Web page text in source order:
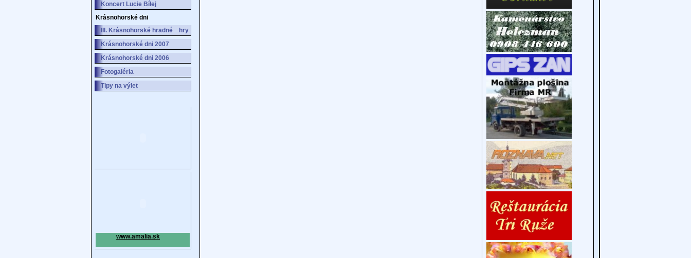
Koncert Lucie Bílej
Krásnohorské dni
III. Krásnohorské hradné hry
Krásnohorské dni 2007
Krásnohorské dni 2006
Fotogaléria
Tipy na výlet
www.amalia.sk